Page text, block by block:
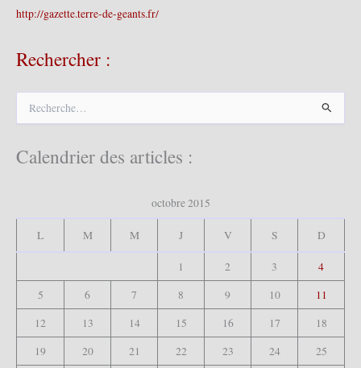
http://gazette.terre-de-geants.fr/
Rechercher :
e
Calendrier des articles :
octobre 2015
L M M J V S D
1 2 3
4
5
6 7 8 9 10
11
12
13 14 15 16 17
18
19
20 21 22 23 24
25